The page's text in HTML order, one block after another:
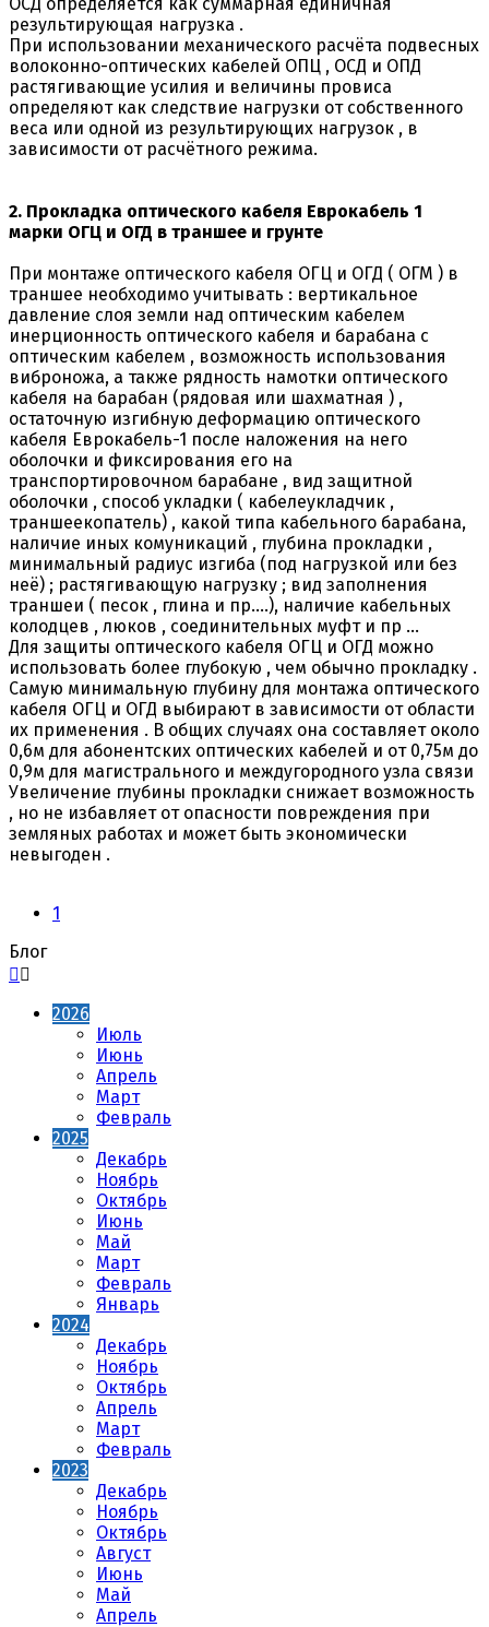
результирующая нагрузка .
При использовании механического расчёта подвесных
волоконно-оптических кабелей ОПЦ , ОСД и ОПД
растягивающие усилия и величины провиса
определяют как следствие нагрузки от собственного
веса или одной из результирующих нагрузок , в
зависимости от расчётного режима.
2. Прокладка оптического кабеля Еврокабель 1
марки ОГЦ и ОГД в траншее и грунте
При монтаже оптического кабеля ОГЦ и ОГД ( ОГМ ) в
траншее необходимо учитывать : вертикальное
давление слоя земли над оптическим кабелем
инерционность оптического кабеля и барабана с
оптическим кабелем , возможность использования
виброножа, а также рядность намотки оптического
кабеля на барабан (рядовая или шахматная ) ,
остаточную изгибную деформацию оптического
кабеля Еврокабель-1 после наложения на него
оболочки и фиксирования его на
транспортировочном барабане , вид защитной
оболочки , способ укладки ( кабелеукладчик ,
траншеекопатель) , какой типа кабельного барабана,
наличие иных комуникаций , глубина прокладки ,
минимальный радиус изгиба (под нагрузкой или без
неё) ; растягивающую нагрузку ; вид заполнения
траншеи ( песок , глина и пр....), наличие кабельных
колодцев , люков , соединительных муфт и пр ...
Для защиты оптического кабеля ОГЦ и ОГД можно
использовать более глубокую , чем обычно прокладку .
Самую минимальную глубину для монтажа оптического
кабеля ОГЦ и ОГД выбирают в зависимости от области
их применения . В общих случаях она составляет около
0,6м для абонентских оптических кабелей и от 0,75м до
0,9м для магистрального и междугородного узла связи
Увеличение глубины прокладки снижает возможность
, но не избавляет от опасности повреждения при
земляных работах и может быть экономически
невыгоден .
1
Блог
2026
Июль
Июнь
Апрель
Март
Февраль
2025
Декабрь
Ноябрь
Октябрь
Июнь
Май
Март
Февраль
Январь
2024
Декабрь
Ноябрь
Октябрь
Апрель
Март
Февраль
2023
Декабрь
Ноябрь
Октябрь
Август
Июнь
Май
Апрель